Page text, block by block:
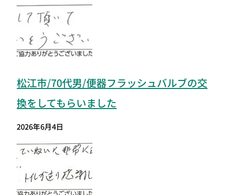
松江市/70代男/便器フラッシュバルブの交
換をしてもらいました
2026年6月4日